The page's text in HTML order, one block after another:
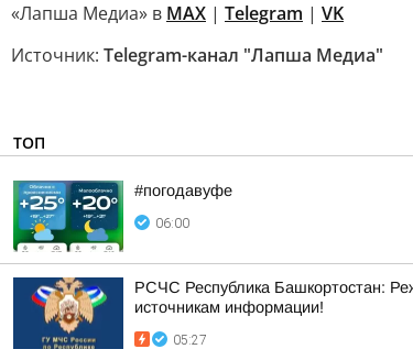
«Лапша Медиа» в МАХ | Telegram | VK
Источник: Telegram-канал "Лапша Медиа"
ТОП
#погодавуфе
06:00
РСЧС Республика Башкортостан:
источникам информации!
05:27